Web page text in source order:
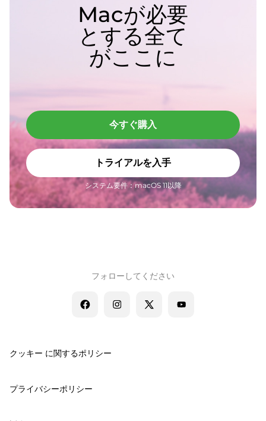
Macが必要
とする全て
がここに
今すぐ購入
トライアルを入手
システム要件：macOS 11以降
クッキー に関するポリシー
プライバシーポリシー
フォローしてください